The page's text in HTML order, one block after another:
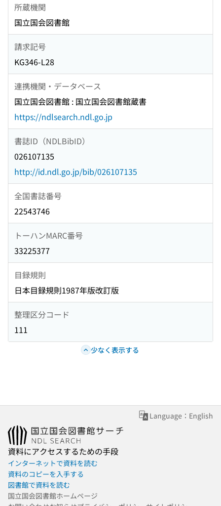
所蔵機関
国立国会図書館
請求記号
KG346-L28
連携機関・データベース
国立国会図書館 : 国立国会図書館蔵書
https://ndlsearch.ndl.go.jp
書誌ID（NDLBibID）
026107135
http://id.ndl.go.jp/bib/026107135
全国書誌番号
22543746
トーハンMARC番号
33225377
目録規則
日本目録規則1987年版改訂版
整理区分コード
111
少なく表示する
Language：English
資料にアクセスするための手段
インターネットで資料を読む
資料のコピーを入手する
図書館で資料を読む
国立国会図書館ホームページ